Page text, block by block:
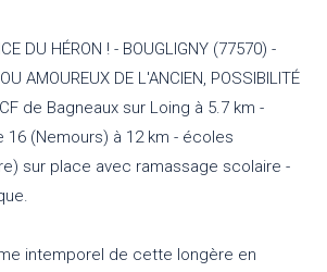
DU HÉRON ! - BOUGLIGNY (77570) -
AMOUREUX DE L'ANCIEN, POSSIBILITÉ
de Bagneaux sur Loing à 5.7 km -
16 (Nemours) à 12 km - écoles
sur place avec ramassage scolaire -
intemporel de cette longère en